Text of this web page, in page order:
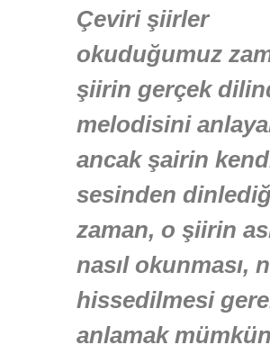
Çeviri şiirler
okuduğumuz
şiirin gerçek
melodisini
ancak şairin
sesinden
zaman, o şiirin
nasıl okunması,
hissedilmesi
anlamak mümkün